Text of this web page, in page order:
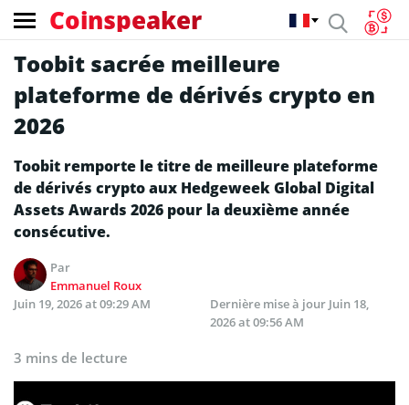
Coinspeaker
Toobit sacrée meilleure
plateforme de dérivés crypto en
2026
Toobit remporte le titre de meilleure plateforme
de dérivés crypto aux Hedgeweek Global Digital
Assets Awards 2026 pour la deuxième année
consécutive.
Par
Emmanuel Roux
Juin 19, 2026 at 09:29 AM
Dernière mise à jour Juin 18,
2026 at 09:56 AM
3 mins de lecture